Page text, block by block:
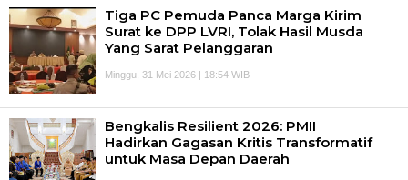
Tiga PC Pemuda Panca Marga Kirim
Surat ke DPP LVRI, Tolak Hasil Musda
Yang Sarat Pelanggaran ‎
Minggu, 31 Mei 2026 | 18:54 WIB
Bengkalis Resilient 2026: PMII
Hadirkan Gagasan Kritis Transformatif
untuk Masa Depan Daerah